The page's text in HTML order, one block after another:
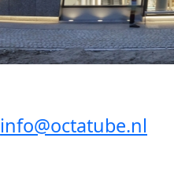
info@octatube.nl